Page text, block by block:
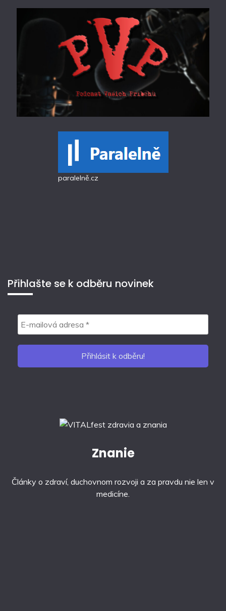
paralelně.cz
Přihlašte se k odběru novinek
Znanie
Články o zdraví, duchovnom rozvoji a za pravdu nie len v
medicíne.